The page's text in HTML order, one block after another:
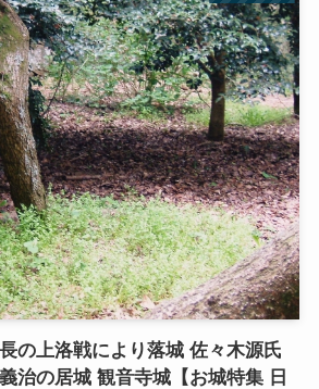
の上洛戦により落城 佐々木源氏
治の居城 観音寺城【お城特集 日